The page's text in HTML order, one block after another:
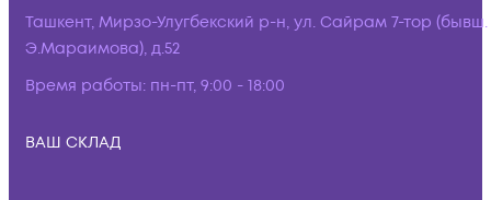
Ташкент, Мирзо-Улугбекский р-н, ул. Сайрам 7-тор (бывш.
Э.Мараимова), д.52
Время работы: пн-пт, 9:00 - 18:00
ВАШ СКЛАД